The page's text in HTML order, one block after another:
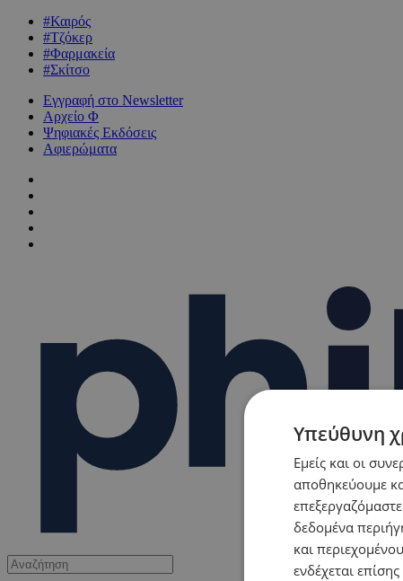
#Καιρός
#Τζόκερ
#Φαρμακεία
#Σκίτσο
Εγγραφή στο Newsletter
Αρχείο Φ
Ψηφιακές Εκδόσεις
Αφιερώματα
Υπεύθυνη
Εμείς και οι
αποθηκεύουμε
δεδομένα
και
ενδέχεται